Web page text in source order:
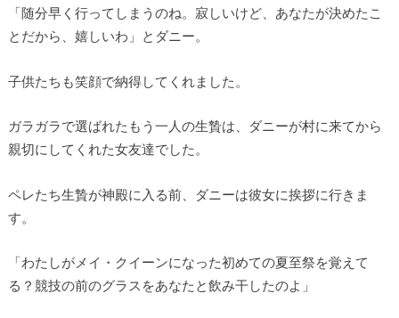
「随分早く行ってしまうのね。寂しいけど、あなたが決めたこ
とだから、嬉しいわ」とダニー。
子供たちも笑顔で納得してくれました。
ガラガラで選ばれたもう一人の生贄は、ダニーが村に来てから
親切にしてくれた女友達でした。
ペレたち生贄が神殿に入る前、ダニーは彼女に挨拶に行きま
す。
「わたしがメイ・クイーンになった初めての夏至祭を覚えて
る？競技の前のグラスをあなたと飲み干したのよ」